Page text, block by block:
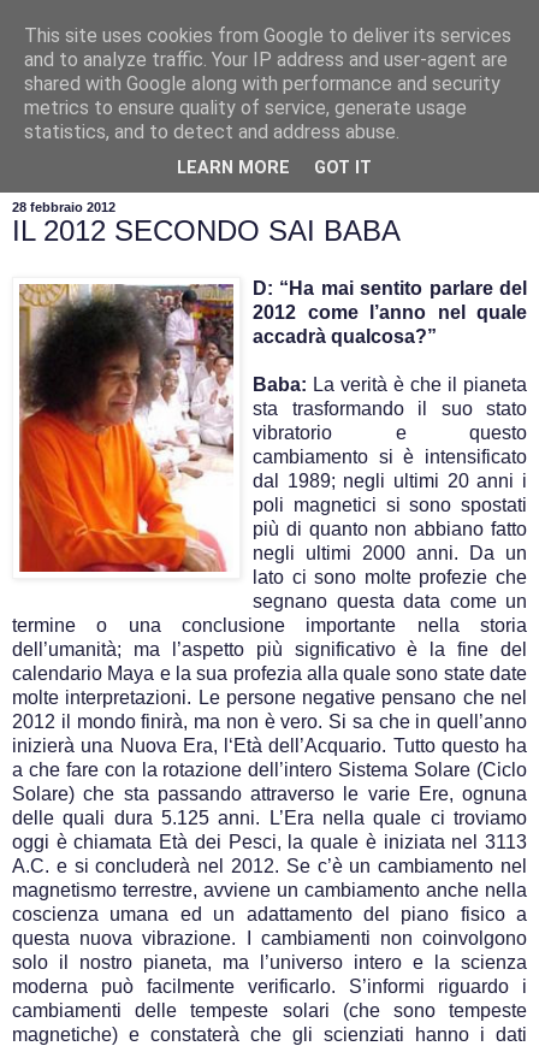
28 febbraio 2012
IL 2012 SECONDO SAI BABA
D: “Ha mai sentito parlare del
2012 come l’anno nel quale
accadrà qualcosa?”
Baba: La verità è che il pianeta
sta trasformando il suo stato
vibratorio e questo
cambiamento si è intensificato
dal 1989; negli ultimi 20 anni i
poli magnetici si sono spostati
più di quanto non abbiano fatto
negli ultimi 2000 anni. Da un
lato ci sono molte profezie che
segnano questa data come un
termine o una conclusione importante nella storia
dell’umanità; ma l’aspetto più significativo è la fine del
calendario Maya e la sua profezia alla quale sono state date
molte interpretazioni. Le persone negative pensano che nel
2012 il mondo finirà, ma non è vero. Si sa che in quell’anno
inizierà una Nuova Era, l‘Età dell’Acquario. Tutto questo ha
a che fare con la rotazione dell’intero Sistema Solare (Ciclo
Solare) che sta passando attraverso le varie Ere, ognuna
delle quali dura 5.125 anni. L’Era nella quale ci troviamo
oggi è chiamata Età dei Pesci, la quale è iniziata nel 3113
A.C. e si concluderà nel 2012. Se c’è un cambiamento nel
magnetismo terrestre, avviene un cambiamento anche nella
coscienza umana ed un adattamento del piano fisico a
questa nuova vibrazione. I cambiamenti non coinvolgono
solo il nostro pianeta, ma l’universo intero e la scienza
moderna può facilmente verificarlo. S’informi riguardo i
cambiamenti delle tempeste solari (che sono tempeste
magnetiche) e constaterà che gli scienziati hanno i dati
This site uses cookies from Google to deliver its services
and to analyze traffic. Your IP address and user-agent are
shared with Google along with performance and security
metrics to ensure quality of service, generate usage
statistics, and to detect and address abuse.
LEARN MORE GOT IT